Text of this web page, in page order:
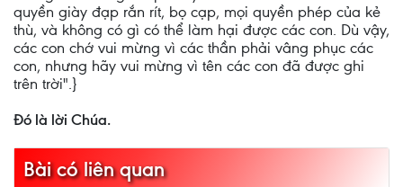
quyền giày đạp rắn rít, bọ cạp, mọi quyền phép của kẻ
thù, và không có gì có thể làm hại được các con. Dù vậy,
các con chớ vui mừng vì các thần phải vâng phục các
con, nhưng hãy vui mừng vì tên các con đã được ghi
trên trời".}
Ðó là lời Chúa.
Bài có liên quan